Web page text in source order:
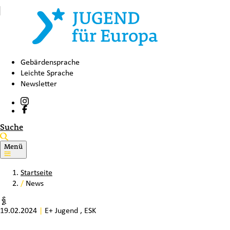
Gebärdensprache
Leichte Sprache
Newsletter
Suche
Menü
Startseite
/ News
19.02.2024 | E+ Jugend , ESK